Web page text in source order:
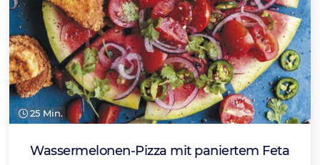
25 Min.
Wassermelonen-Pizza mit paniertem Feta